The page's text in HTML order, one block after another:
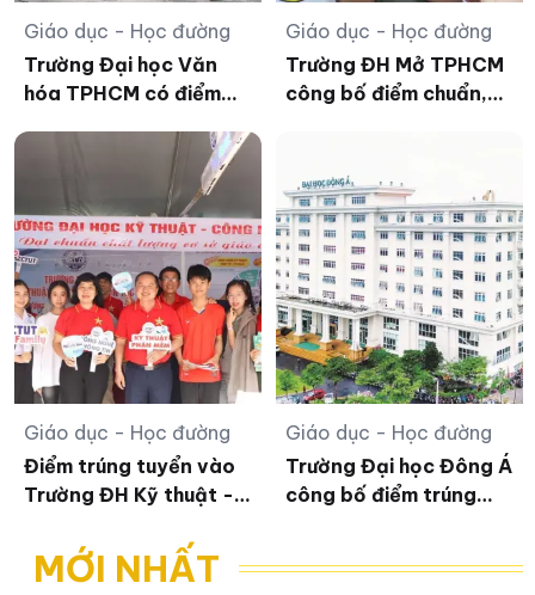
Giáo dục - Học đường
Trường Đại học Văn
hóa TPHCM có điểm
Giáo dục - Học đường
Trường ĐH Mở TPHCM
công bố điểm chuẩn,
đầu
Giáo dục - Học đường
Điểm trúng tuyển vào
Trường ĐH Kỹ thuật -
cao nhất 23,05 điểm
Giáo dục - Học đường
Trường Đại học Đông Á
công bố điểm trúng
MỚI NHẤT